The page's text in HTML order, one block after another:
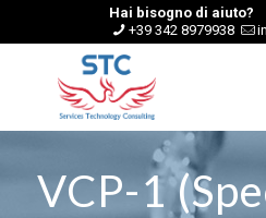
Hai bisogno di aiuto?
+39 342 8979938
VCP-1